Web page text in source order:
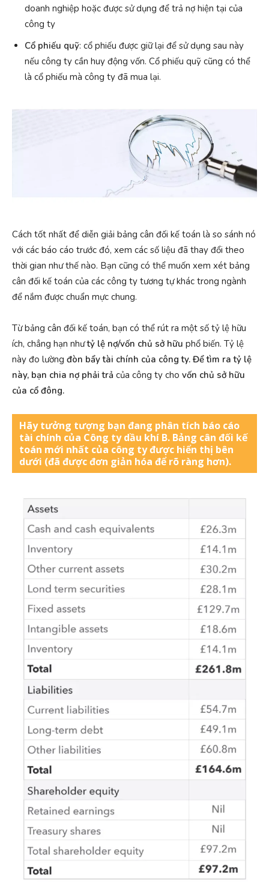
doanh nghiệp hoặc được sử dụng để trả nợ hiện tại của
công ty
Cổ phiếu quỹ: cổ phiếu được giữ lại để sử dụng sau này
nếu công ty cần huy động vốn. Cổ phiếu quỹ cũng có thể
là cổ phiếu mà công ty đã mua lại.
Cách tốt nhất để diễn giải bảng cân đối kế toán là so sánh nó
với các báo cáo trước đó, xem các số liệu đã thay đổi theo
thời gian như thế nào. Bạn cũng có thể muốn xem xét bảng
cân đối kế toán của các công ty tương tự khác trong ngành
để nắm được chuẩn mực chung.
Từ bảng cân đối kế toán, bạn có thể rút ra một số tỷ lệ hữu
ích, chẳng hạn nhưtỷ lệ nợ/vốn chủ sở hữu phổ biến. Tỷ lệ
này đo lường đòn bẩy tài chính của công ty. Để tìm ra tỷ lệ
này, bạn chia nợ phải trả của công ty cho vốn chủ sở hữu
của cổ đông.
Hãy tưởng tượng bạn đang phân tích báo cáo
tài chính của Công ty dầu khí B. Bảng cân đối kế
toán mới nhất của công ty được hiển thị bên
dưới (đã được đơn giản hóa để rõ ràng hơn).